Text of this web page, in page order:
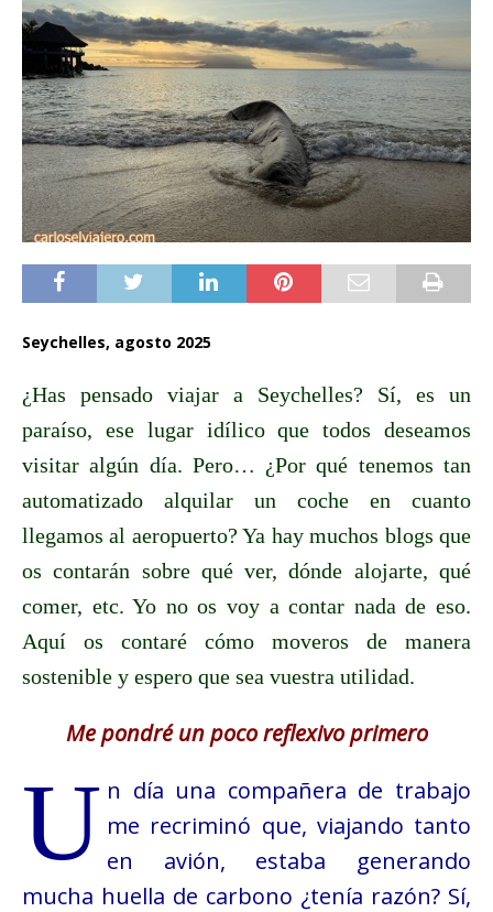
Seychelles, agosto 2025
¿Has pensado viajar a Seychelles? Sí, es un
paraíso, ese lugar idílico que todos deseamos
visitar algún día. Pero… ¿Por qué tenemos tan
automatizado alquilar un coche en cuanto
llegamos al aeropuerto? Ya hay muchos blogs que
os contarán sobre qué ver, dónde alojarte, qué
comer, etc. Yo no os voy a contar nada de eso.
Aquí os contaré cómo moveros de manera
sostenible y espero que sea vuestra utilidad.
Me pondré un poco reflexivo primero
U n día una compañera de trabajo
me recriminó que, viajando tanto
en avión, estaba generando
mucha huella de carbono ¿tenía razón? Sí,